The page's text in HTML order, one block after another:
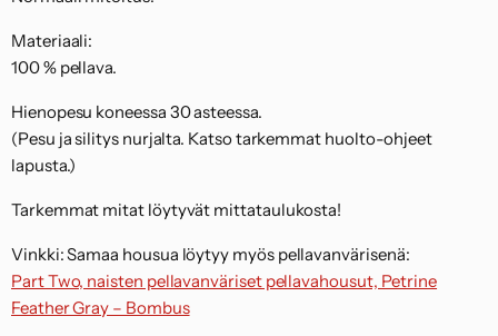
Materiaali:
100 % pellava.
Hienopesu koneessa 30 asteessa.
(Pesu ja silitys nurjalta. Katso tarkemmat huolto-ohjeet
lapusta.)
Tarkemmat mitat löytyvät mittataulukosta!
Vinkki: Samaa housua löytyy myös pellavanvärisenä:
Part Two, naisten pellavanväriset pellavahousut, Petrine
Feather Gray – Bombus